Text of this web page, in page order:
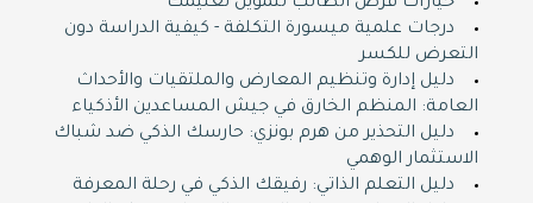
درجات علمية ميسورة التكلفة - كيفية الدراسة دون
التعرض للكسر
دليل إدارة وتنظيم المعارض والملتقيات والأحداث
العامة: المنظم الخارق في جيش المساعدين الأذكياء
دليل التحذير من هرم بونزي: حارسك الذكي ضد شباك
الاستثمار الوهمي
دليل التعلم الذاتي: رفيقك الذكي في رحلة المعرفة